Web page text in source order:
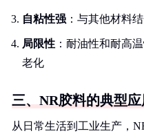
自粘性强 ：与其他材料
局限性 ：耐油性和耐高
老化
三、NR胶料的典型应
从日常生活到工业生产，